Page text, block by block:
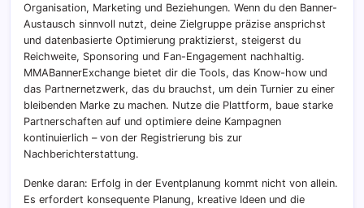
Organisation, Marketing und Beziehungen. Wenn du den Banner-
Austausch sinnvoll nutzt, deine Zielgruppe präzise ansprichst
und datenbasierte Optimierung praktizierst, steigerst du
Reichweite, Sponsoring und Fan-Engagement nachhaltig.
MMABannerExchange bietet dir die Tools, das Know-how und
das Partnernetzwerk, das du brauchst, um dein Turnier zu einer
bleibenden Marke zu machen. Nutze die Plattform, baue starke
Partnerschaften auf und optimiere deine Kampagnen
kontinuierlich – von der Registrierung bis zur
Nachberichterstattung.
Denke daran: Erfolg in der Eventplanung kommt nicht von allein.
Es erfordert konsequente Planung, kreative Ideen und die